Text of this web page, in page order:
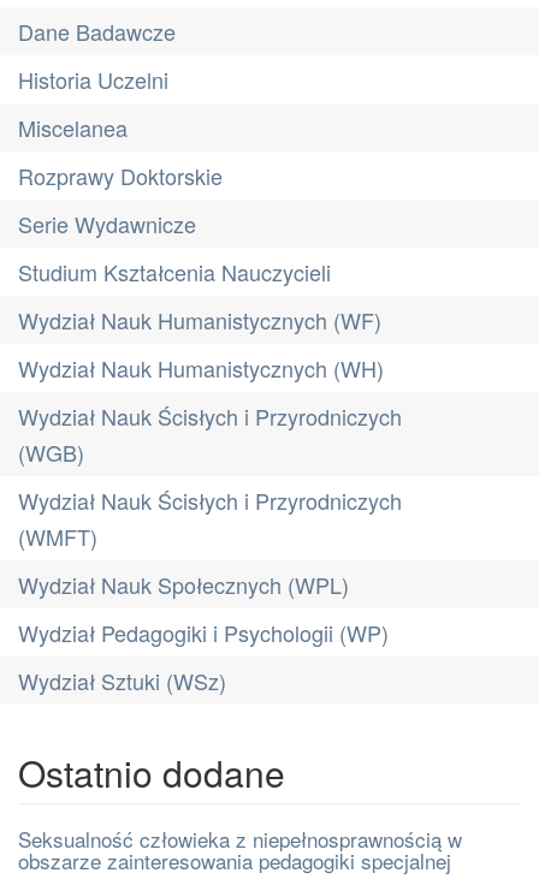
Dane Badawcze
Historia Uczelni
Miscelanea
Rozprawy Doktorskie
Serie Wydawnicze
Studium Kształcenia Nauczycieli
Wydział Nauk Humanistycznych (WF)
Wydział Nauk Humanistycznych (WH)
Wydział Nauk Ścisłych i Przyrodniczych
(WGB)
Wydział Nauk Ścisłych i Przyrodniczych
(WMFT)
Wydział Nauk Społecznych (WPL)
Wydział Pedagogiki i Psychologii (WP)
Wydział Sztuki (WSz)
Ostatnio dodane
Seksualność człowieka z niepełnosprawnością w
obszarze zainteresowania pedagogiki specjalnej